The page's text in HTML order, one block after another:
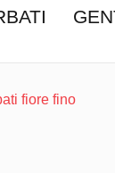
fiore fino